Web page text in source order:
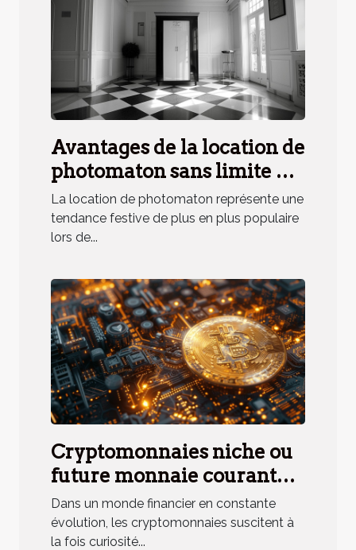
Avantages de la location de
photomaton sans limite de
temps
La location de photomaton représente une
tendance festive de plus en plus populaire
lors de...
Cryptomonnaies niche ou
future monnaie courante
analyse d'un phénomène
économique
Dans un monde financier en constante
évolution, les cryptomonnaies suscitent à
la fois curiosité...